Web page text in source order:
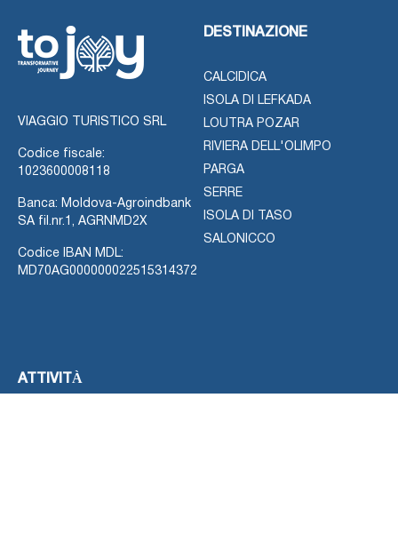
VIAGGIO TURISTICO SRL
Codice fiscale:
1023600008118
Banca: Moldova-Agroindbank
SA fil.nr.1, AGRNMD2X
Codice IBAN MDL:
MD70AG000000022515314372
DESTINAZIONE
CALCIDICA
ISOLA DI LEFKADA
LOUTRA POZAR
RIVIERA DELL'OLIMPO
PARGA
SERRE
ISOLA DI TASO
SALONICCO
ATTIVITÀ